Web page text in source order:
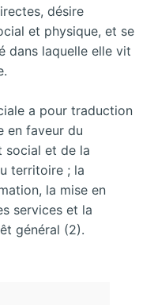
désire
et physique, et se
dans laquelle elle vit
a pour traduction
en faveur du
social et de la
territoire ; la
la mise en
services et la
général (2).